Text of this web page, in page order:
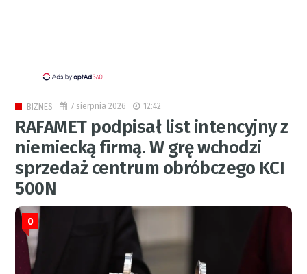
BIZNES 7 sierpnia 2026 12:42
RAFAMET podpisał list intencyjny z
niemiecką firmą. W grę wchodzi
sprzedaż centrum obróbczego KCI
500N
0